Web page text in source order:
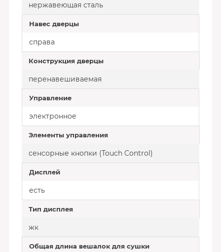
нержавеющая сталь
Навес дверцы
справа
Конструкция дверцы
перенавешиваемая
Управление
электронное
Элементы управления
сенсорные кнопки (Touch Control)
Дисплей
есть
Тип дисплея
жк
Общая длина вешалок для сушки